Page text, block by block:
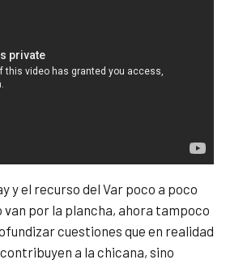
y el recurso del Var poco a poco
van por la plancha, ahora tampoco
cuestiones que en realidad
a la chicana, sino